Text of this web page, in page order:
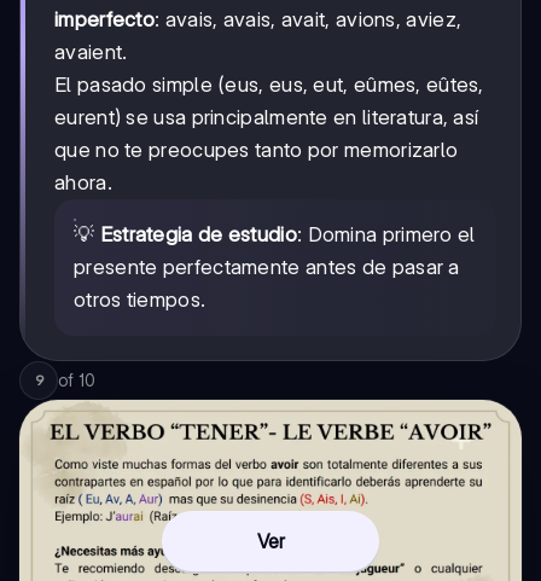
imperfecto: avais, avais, avait, avions, aviez,
avaient.
El pasado simple (eus, eus, eut, eûmes, eûtes,
eurent) se usa principalmente en literatura, así
que no te preocupes tanto por memorizarlo
ahora.
💡 Estrategia de estudio: Domina primero el
presente perfectamente antes de pasar a
otros tiempos.
9 of 10
Ver